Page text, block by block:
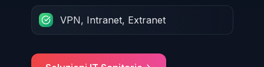
VPN, Intranet, Extranet